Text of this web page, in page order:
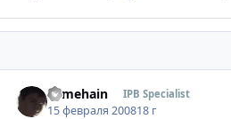
somehain IPB Specialist
15 февраля 200818 г